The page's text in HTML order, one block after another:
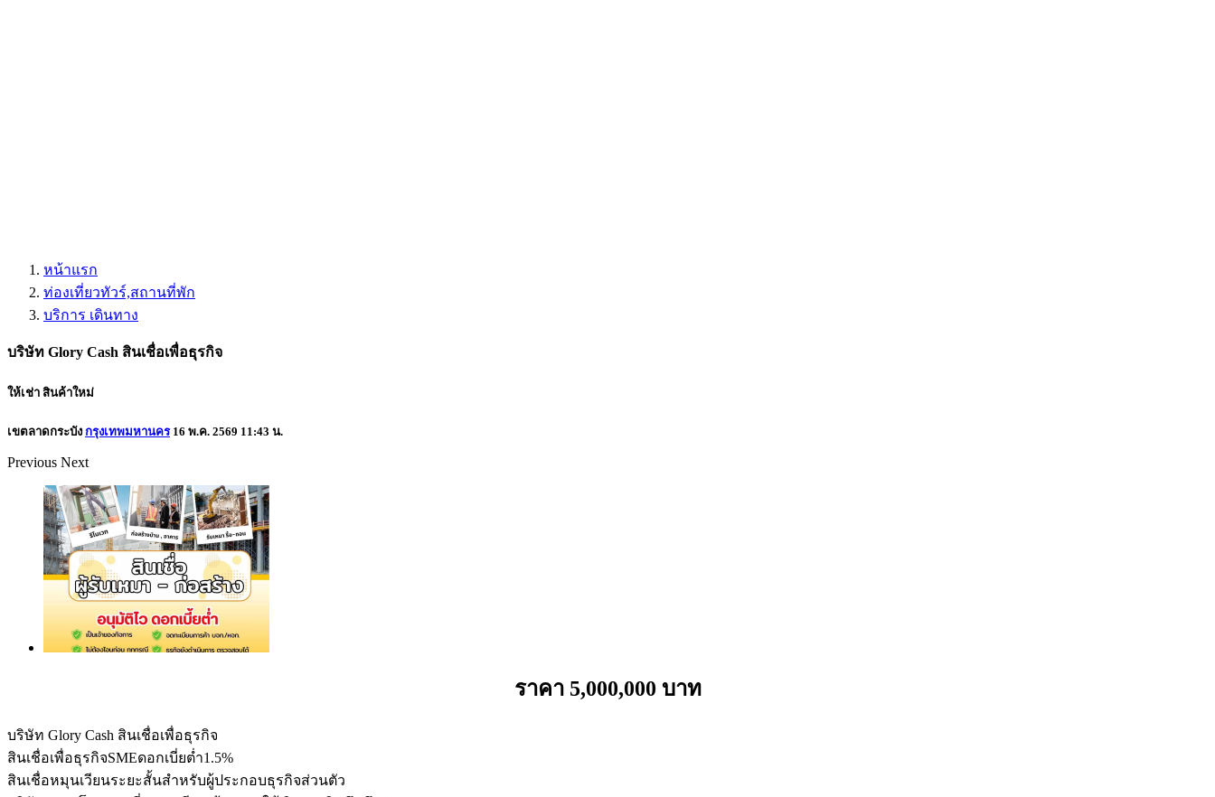
หน้าแรก
ท่องเที่ยวทัวร์,สถานที่พัก
บริการ เดินทาง
บริษัท Glory Cash สินเชื่อเพื่อธุรกิจ
ให้เช่า สินค้าใหม่
เขตลาดกระบัง กรุงเทพมหานคร 16 พ.ค. 2569 11:43 น.
Previous Next
ราคา 5,000,000 บาท
บริษัท Glory Cash สินเชื่อเพื่อธุรกิจ
สินเชื่อเพื่อธุรกิจSMEดอกเบี่ยต่ำ1.5%
สินเชื่อหมุนเวียนระยะสั้นสำหรับผู้ประกอบธุรกิจส่วนตัว